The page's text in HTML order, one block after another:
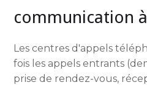
communication
Les centres d'appels
fois les appels entrants
prise de rendez-vous,